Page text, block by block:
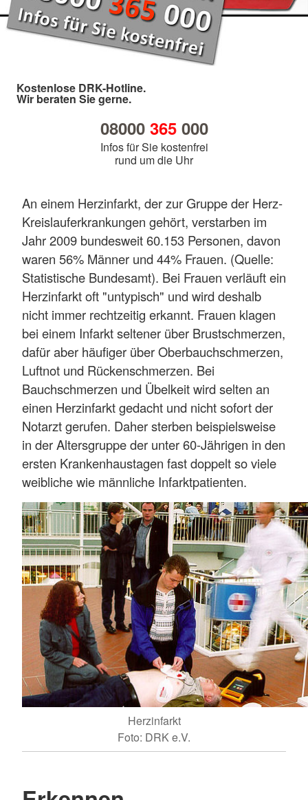
Kostenlose DRK-Hotline.
Wir beraten Sie gerne.
08000 365000
Infos für Sie kostenfrei
rund um die Uhr
Herzinfarkt
Foto: DRK e.V.
An einem Herzinfarkt, der zur Gruppe der Herz-
Kreislauferkrankungen gehört, verstarben im
Jahr 2009 bundesweit 60.153 Personen, davon
waren 56% Männer und 44% Frauen. (Quelle:
Statistische Bundesamt). Bei Frauen verläuft ein
Herzinfarkt oft "untypisch" und wird deshalb
nicht immer rechtzeitig erkannt. Frauen klagen
bei einem Infarkt seltener über Brustschmerzen,
dafür aber häufiger über Oberbauchschmerzen,
Luftnot und Rückenschmerzen. Bei
Bauchschmerzen und Übelkeit wird selten an
einen Herzinfarkt gedacht und nicht sofort der
Notarzt gerufen. Daher sterben beispielsweise
in der Altersgruppe der unter 60-Jährigen in den
ersten Krankenhaustagen fast doppelt so viele
weibliche wie männliche Infarktpatienten.